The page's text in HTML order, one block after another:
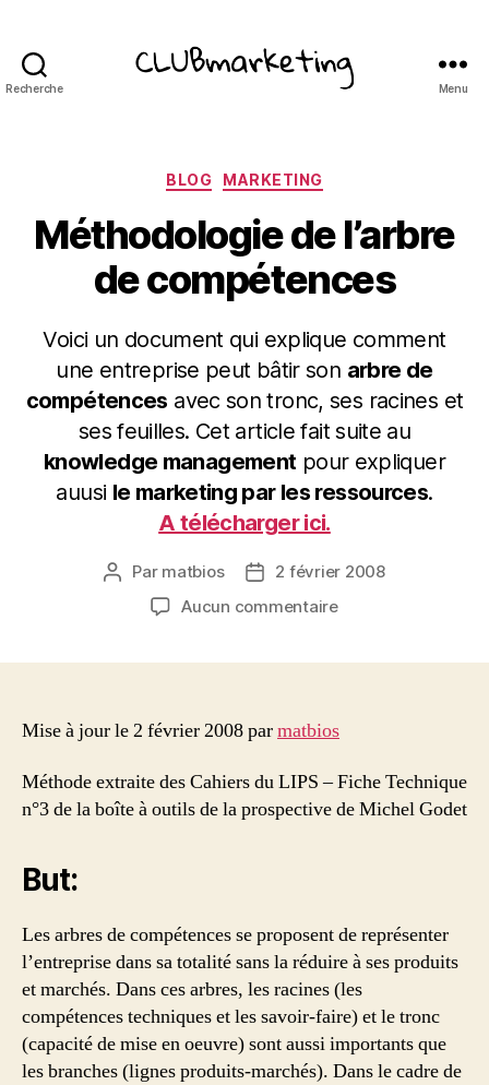
Recherche Menu
Catégories
BLOG MARKETING
Méthodologie de l’arbre
de compétences
Voici un document qui explique comment
une entreprise peut bâtir son arbre de
compétences avec son tronc, ses racines et
ses feuilles. Cet article fait suite au
knowledge management pour expliquer
auusi le marketing par les ressources.
A télécharger ici.
Auteur
l’article
Par matbios
Date2 février 2008
Aucun commentairesur
compétences
Mise à jour le 2 février 2008 parmatbios
Méthode extraite des Cahiers du LIPS – Fiche Technique
n°3 de la boîte à outils de la prospective de Michel Godet
But:
Les arbres de compétences se proposent de représenter
l’entreprise dans sa totalité sans la réduire à ses produits
et marchés. Dans ces arbres, les racines (les
compétences techniques et les savoir‑faire) et le tronc
(capacité de mise en oeuvre) sont aussi importants que
les branches (lignes produits‑marchés). Dans le cadre de